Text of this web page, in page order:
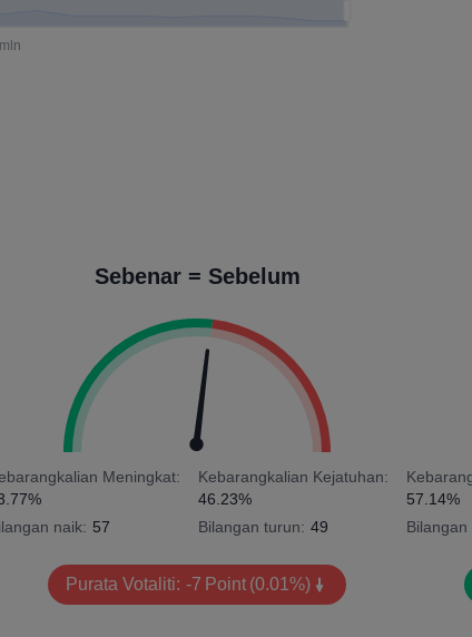
Sebenar = Sebelum
Meningkat:
naik: 57
Kebarangkalian Kejatuhan:
46.23%
Bilangan turun: 49
Purata Votaliti: -7 Point (0.01%)
57.14%
Bilangan